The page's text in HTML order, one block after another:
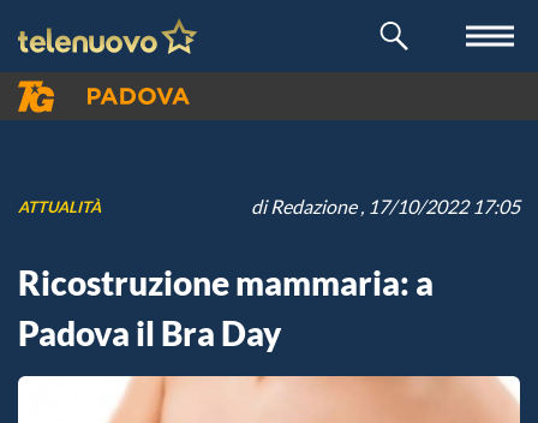
ATTUALITÀ diRedazione, 17/10/2022 17:05
Ricostruzione mammaria: a
Padova il Bra Day